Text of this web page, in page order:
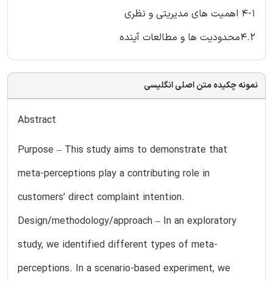
4-1 اهمیت های مدیریتی و نظری
4.2محدودیت ها و مطالعات آینده
نمونه چکیده متن اصلی انگلیسی
Abstract
Purpose – This study aims to demonstrate that
meta-perceptions play a contributing role in
customers’ direct complaint intention.
Design/methodology/approach – In an exploratory
study, we identified different types of meta-
perceptions. In a scenario-based experiment, we